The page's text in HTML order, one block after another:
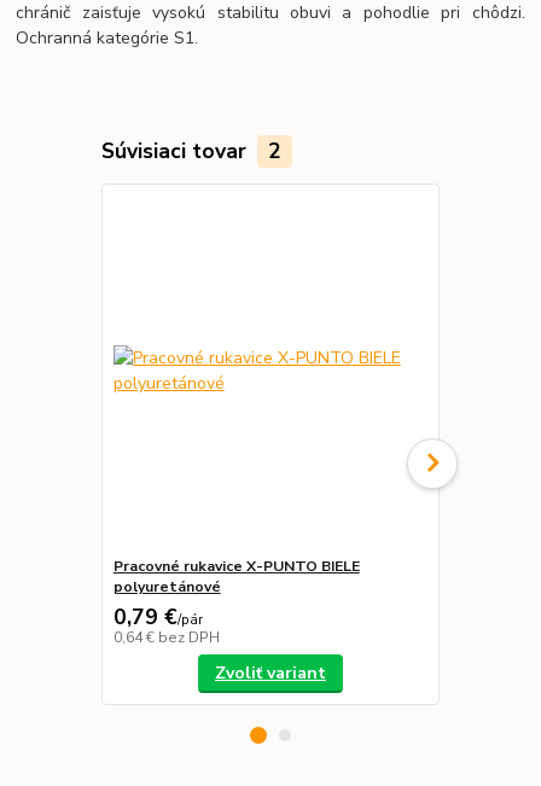
chránič zaisťuje vysokú stabilitu obuvi a pohodlie pri chôdzi.
Ochranná kategórie S1.
Súvisiaci tovar 2
Pracovné rukavice X-PUNTO BIELE
polyuretánové
0,79 €/pár
0,64 € bez DPH
Zvoliť variant